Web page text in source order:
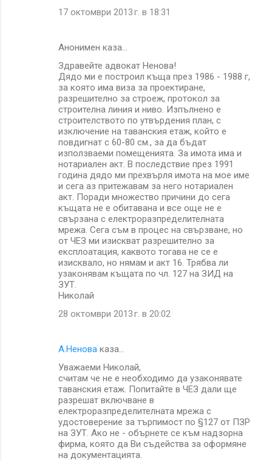
17 октомври 2013 г. в 18:31
Анонимен каза…
Здравейте адвокат Ненова!
Дядо ми е построил къща през 1986 - 1988 г,
за която има виза за проектиране,
разрешително за строеж, протокол за
строителна линия и ниво. Изпълнено е
строителството по утвърдения план, с
изключение на таванския етаж, който е
повдигнат с 60-80 см., за да бъдат
използваеми помещенията. За имота има и
нотариален акт. В последствие през 1991
година дядо ми прехвърля имота на мое име
и сега аз притежавам за него нотариален
акт. Поради множество причини до сега
къщата не е обитавана и все още не е
свързана с електроразпределителната
мрежа. Сега съм в процес на свързване, но
от ЧЕЗ ми изискват разрешително за
експлоатация, каквото тогава не се е
изисквало, но нямам и акт 16. Трябва ли
узаконявам къщата по чл. 127 на ЗИД на
ЗУТ.
Николай
28 октомври 2013 г. в 20:02
А.Ненова каза…
Уважаеми Николай,
считам че не е необходимо да узаконявате
таванския етаж. Попитайте в ЧЕЗ дали ще
разрешат включване в
електроразпределителната мрежа с
удостоверение за търпимост по §127 от ПЗР
на ЗУТ. Ако не - обърнете се към надзорна
фирма, която да Ви съдейства за оформяне
на документацията.